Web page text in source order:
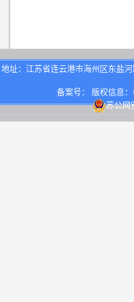
地址：江苏省连云港市海州区东盐河
备案号： 版权信息：
苏公网